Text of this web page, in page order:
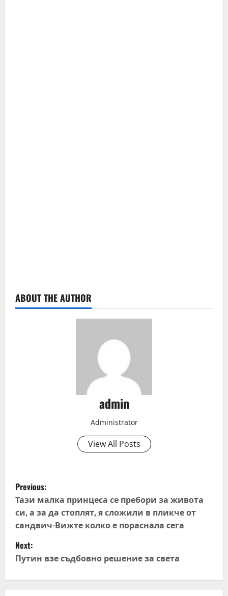
ABOUT THE AUTHOR
admin
Administrator
View All Posts
P
o
s
t
n
Previous:
Тази малка принцеса се пребори за живота
си, а за да стоплят, я сложили в пликче от
сандвич-Вижте колко е пораснала сега
Next:
Путин взе съдбовно решение за света